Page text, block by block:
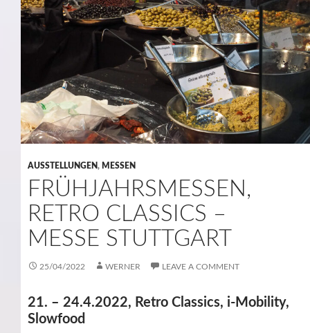
AUSSTELLUNGEN, MESSEN
FRÜHJAHRSMESSEN,
RETRO CLASSICS –
MESSE STUTTGART
25/04/2022 WERNER LEAVE A COMMENT
21. – 24.4.2022, Retro Classics, i-Mobility,
Slowfood